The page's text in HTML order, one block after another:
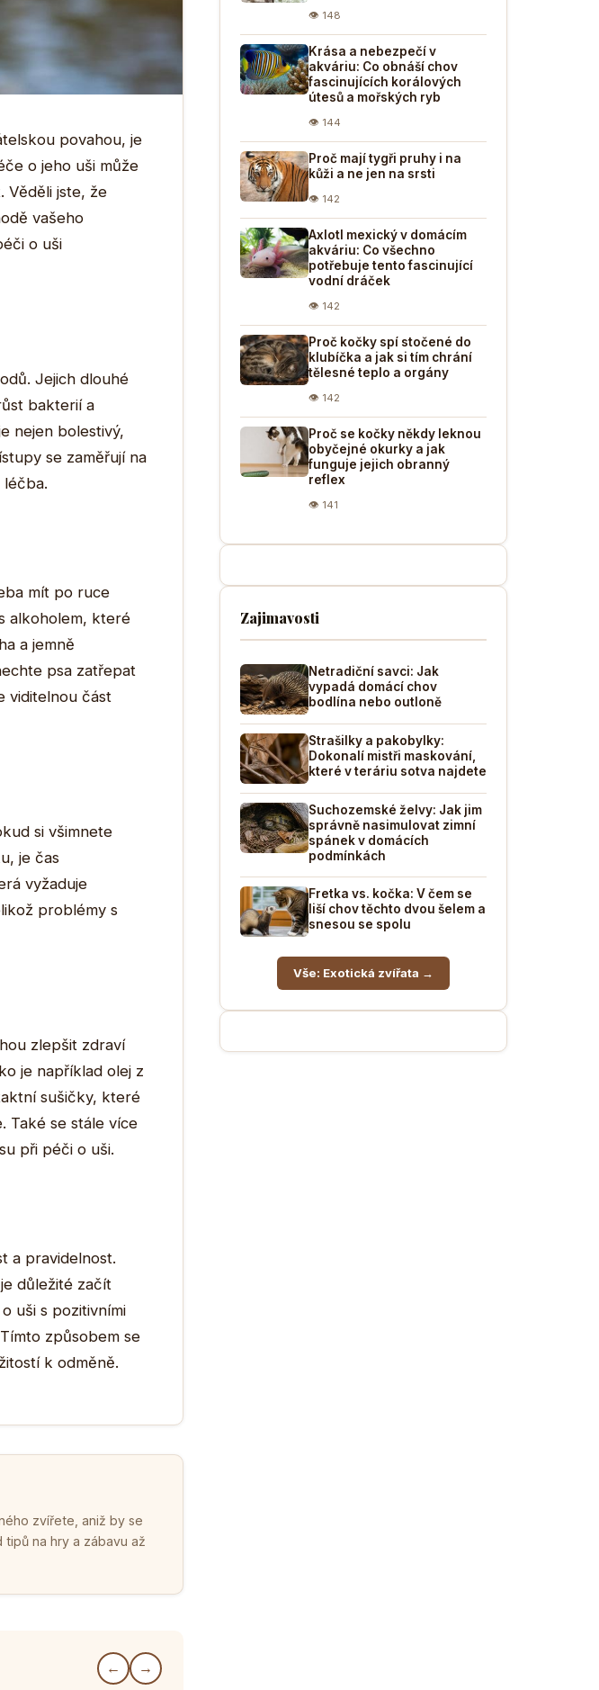
povahou, je
o jeho uši může
Věděli jste, že
vašeho
o uši
Jejich dlouhé
bakterií a
nejen bolestivý,
se zaměřují na
léčba.
mít po ruce
alkoholem, které
a jemně
psa zatřepat
viditelnou část
si všimnete
je čas
vyžaduje
problémy s
zlepšit zdraví
je například olej z
sušičky, které
Také se stále více
při péči o uši.
a pravidelnost.
důležité začít
uši s pozitivními
způsobem se
k odměně.
zvířete, aniž by se
tipů na hry a zábavu až
← →
👁 148
Krása a nebezpečí v
akváriu: Co obnáší chov
fascinujících korálových
útesů a mořských ryb
👁 144
Proč mají tygři pruhy i na
kůži a ne jen na srsti
👁 142
Axlotl mexický v domácím
akváriu: Co všechno
potřebuje tento fascinující
vodní dráček
👁 142
Proč kočky spí stočené do
klubíčka a jak si tím chrání
tělesné teplo a orgány
👁 142
Proč se kočky někdy leknou
obyčejné okurky a jak
funguje jejich obranný
reflex
👁 141
Zajimavosti
Netradiční savci: Jak
vypadá domácí chov
bodlína nebo outloně
Strašilky a pakobylky:
Dokonalí mistři maskování,
které v teráriu sotva najdete
Suchozemské želvy: Jak jim
správně nasimulovat zimní
spánek v domácích
podmínkách
Fretka vs. kočka: V čem se
liší chov těchto dvou šelem a
snesou se spolu
Vše: Exotická zvířata →